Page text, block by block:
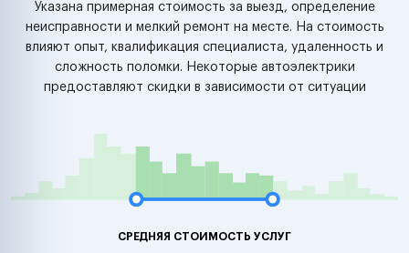
Указана примерная стоимость за выезд, определение
неисправности и мелкий ремонт на месте. На стоимость
влияют опыт, квалификация специалиста, удаленность и
сложность поломки. Некоторые автоэлектрики
предоставляют скидки в зависимости от ситуации
СРЕДНЯЯ СТОИМОСТЬ УСЛУГ